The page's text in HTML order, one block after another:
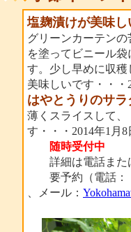
塩麹漬けが美味し
グリーンカーテン
を塗ってビニール
す。少し早めに収
美味しいです・・・
はやとうりのサラ
薄くスライスして
す・・・2014年1月8
随時受付中
詳細は電話また
要予約（電話：
、メール：